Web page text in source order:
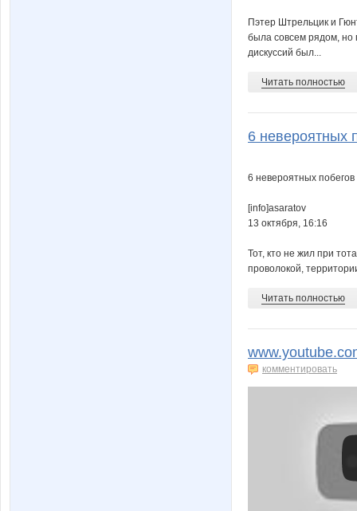
Пэтер Штрельцик и
была совсем рядом, но
дискуссий был...
Читать полностью
6 невероятных
6 невероятных
[info]asaratov
13 октября, 16:16
Тот, кто не жил при
проволокой,
Читать полностью
комментировать